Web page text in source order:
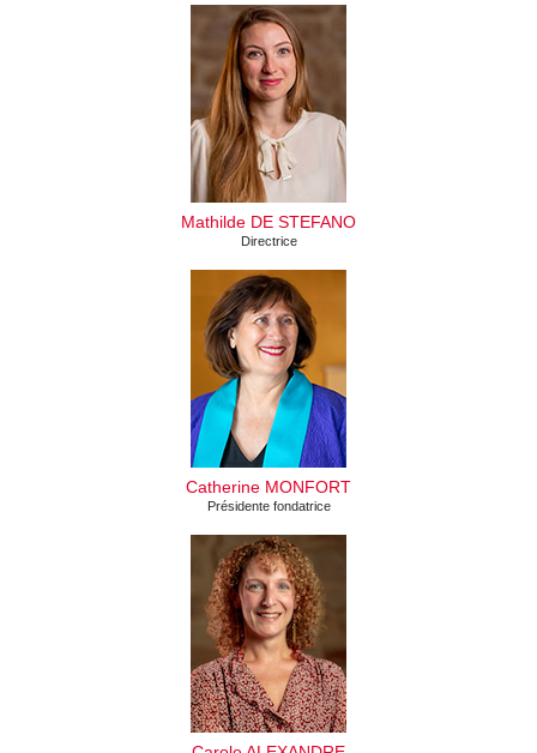
Mathilde DE STEFANO
Directrice
Catherine MONFORT
Présidente fondatrice